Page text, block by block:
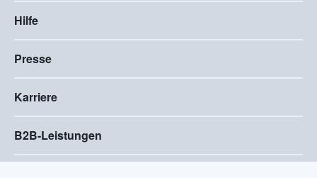
Hilfe
Presse
Karriere
B2B-Leistungen